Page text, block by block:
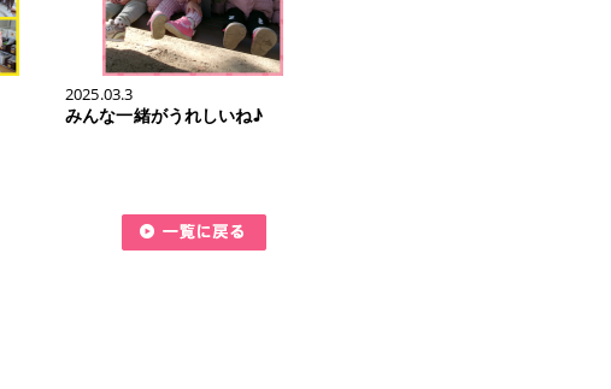
2025.03.3
みんな一緒がうれしいね♪